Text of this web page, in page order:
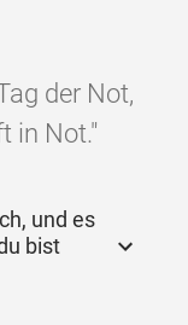
der Not,
in Not."
und es
bist